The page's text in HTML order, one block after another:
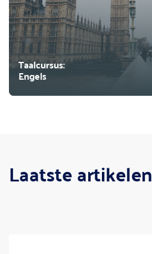
Taalcursus:
Engels
Laatste artikelen